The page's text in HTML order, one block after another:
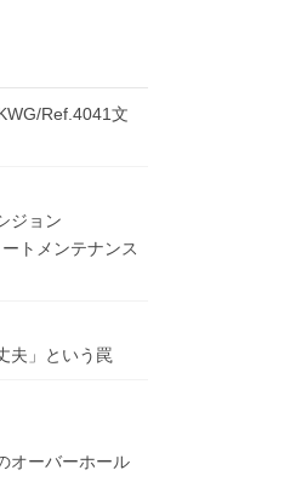
Ref.4041文
ジョン
トメンテナンス
夫」という罠
オーバーホール